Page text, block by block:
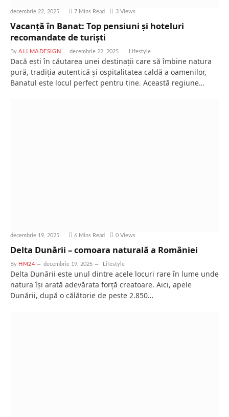
decembrie 22, 2025 7 Mins Read 3 Views
Vacanță în Banat: Top pensiuni și hoteluri
recomandate de turiști
By ALLMADESIGN decembrie 22, 2025 Lifestyle
Dacă ești în căutarea unei destinații care să îmbine natura
pură, tradiția autentică și ospitalitatea caldă a oamenilor,
Banatul este locul perfect pentru tine. Această regiune…
decembrie 19, 2025 6 Mins Read 0 Views
Delta Dunării – comoara naturală a României
By HM24 decembrie 19, 2025 Lifestyle
Delta Dunării este unul dintre acele locuri rare în lume unde
natura își arată adevărata forță creatoare. Aici, apele
Dunării, după o călătorie de peste 2.850…